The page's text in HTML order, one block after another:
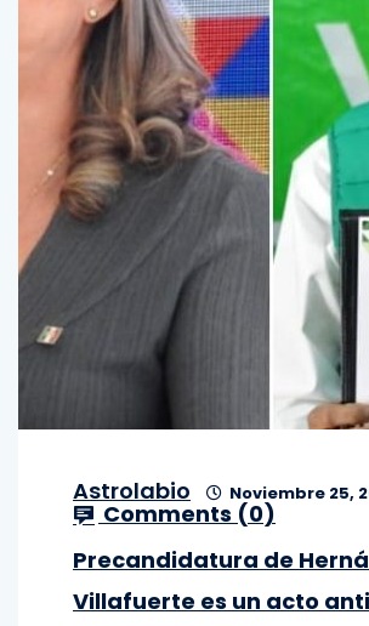
Astrolabio Noviembre 25,
Comments (0)
Precandidatura de
Villafuerte es un acto